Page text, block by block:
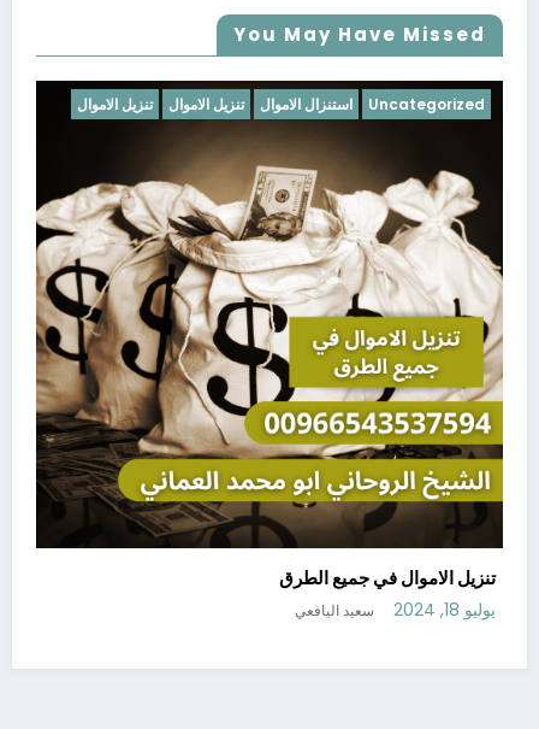
You May Have Missed
Uncategorized استنزال الاموال تنزيل الاموال تنزيل الاموال
تنزيل الاموال في جميع الطرق
يوليو 18, 2024 سعيد اليافعي